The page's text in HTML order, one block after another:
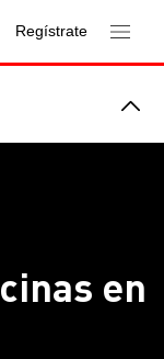
Regístrate
en